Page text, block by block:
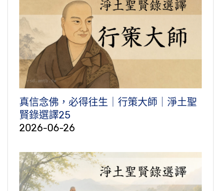
真信念佛，必得往生｜行策大師｜淨土聖
賢錄選譯25
2026-06-26